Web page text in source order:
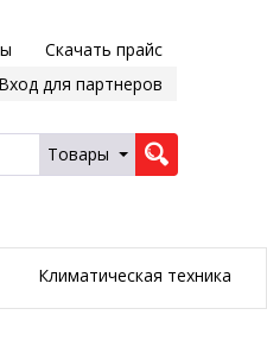
Скачать прайс
Вход для партнеров
Товары
Климатическая техника